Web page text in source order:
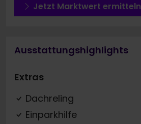
Jetzt Marktwert ermitteln
Ausstattungshighlights
Extras
Dachreling
Einparkhilfe